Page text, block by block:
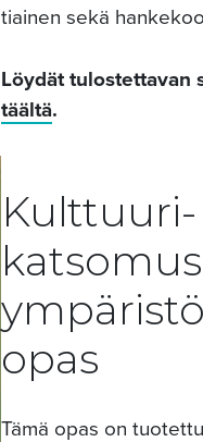
tiainen sekä
Löydät tulostettavan
täältä.
Kulttuuri-
opas
Tämä opas on